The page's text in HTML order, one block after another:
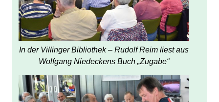
In der Villinger Bibliothek – Rudolf Reim liest aus
Wolfgang Niedeckens Buch „Zugabe“